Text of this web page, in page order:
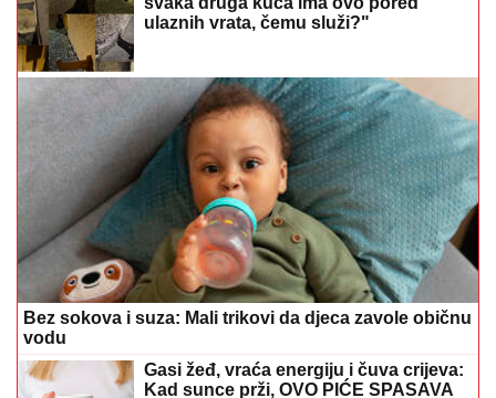
ulaznih vrata, čemu služi?"
Bez sokova i suza: Mali trikovi da djeca zavole običnu
vodu
Gasi žeđ, vraća energiju i čuva crijeva:
Kad sunce prži, OVO PIĆE SPASAVA